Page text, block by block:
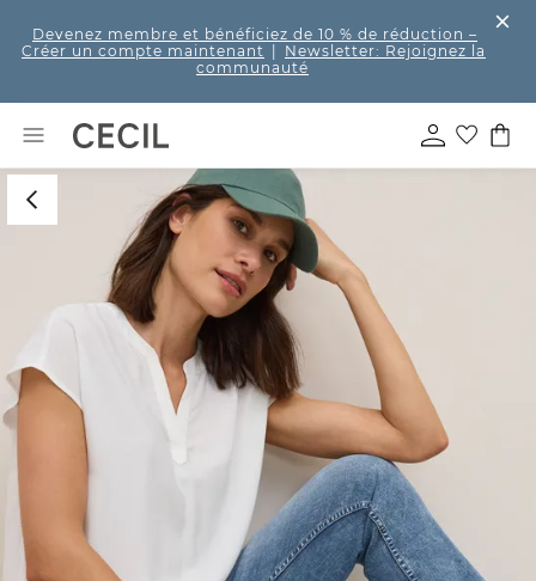
Devenez membre et bénéficiez de 10 % de réduction –
Créer un compte maintenant
Newsletter: Rejoignez la
communauté